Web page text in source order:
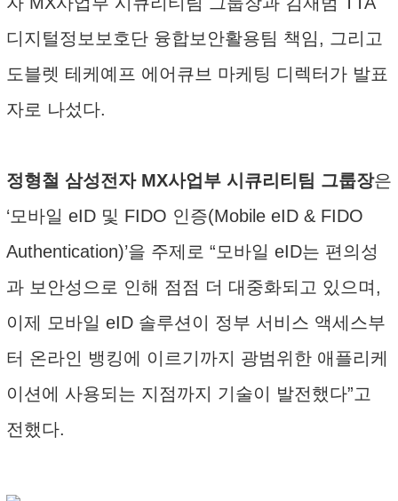
디지털정보보호단 융합보안활용팀 책임, 그리고
도블렛 테케예프 에어큐브 마케팅 디렉터가 발표
자로 나섰다.
정형철 삼성전자 MX사업부 시큐리티팀 그룹장은
‘모바일 eID 및 FIDO 인증(Mobile eID & FIDO
Authentication)’을 주제로 “모바일 eID는 편의성
과 보안성으로 인해 점점 더 대중화되고 있으며,
이제 모바일 eID 솔루션이 정부 서비스 액세스부
터 온라인 뱅킹에 이르기까지 광범위한 애플리케
이션에 사용되는 지점까지 기술이 발전했다”고
전했다.